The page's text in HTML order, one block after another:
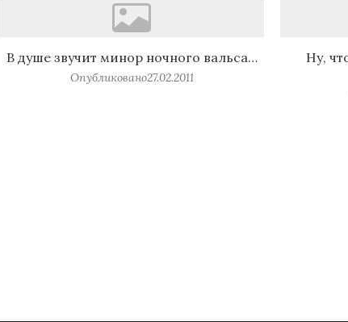
В душе звучит минор ночного вальса…
Опубликовано27.02.2011
Ну,